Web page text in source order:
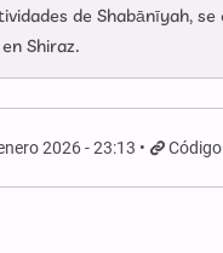
de Shabānīyah,
Shiraz.
2026 - 23:13